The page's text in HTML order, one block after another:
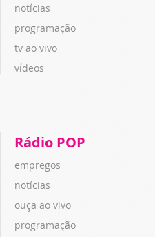
notícias
programação
tv ao vivo
vídeos
Rádio POP
empregos
notícias
ouça ao vivo
programação